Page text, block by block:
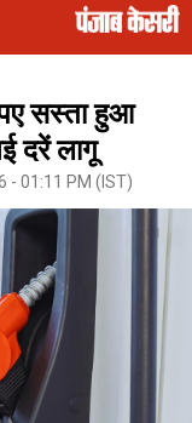
सस्‍ता हुआ
दरें लागू
- 01:11 PM (IST)